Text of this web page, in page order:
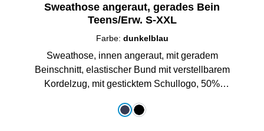
Sweathose angeraut, gerades Bein
Teens/Erw. S-XXL
Farbe: dunkelblau
Sweathose, innen angeraut, mit geradem
Beinschnitt, elastischer Bund mit verstellbarem
Kordelzug, mit gesticktem Schullogo, 50%
auswählendunkelblau
schwarz